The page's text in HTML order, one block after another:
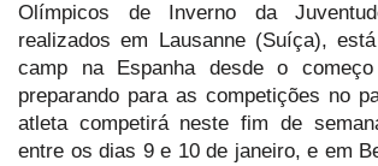
Olímpicos de Inverno da
realizados em Lausanne (Suíça),
camp na Espanha desde o
preparando para as competições no
atleta competirá neste fim de
entre os dias 9 e 10 de janeiro, e em